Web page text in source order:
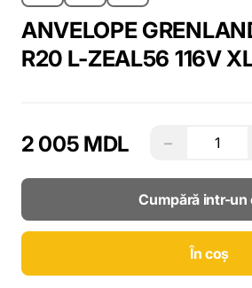
ANVELOPE
R20 L-ZEAL56 116V
2 005 MDL −
Cumpără intr-un
În coș